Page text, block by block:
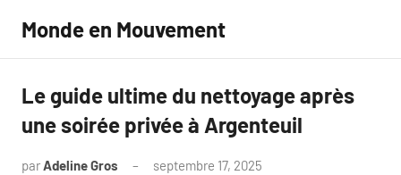
contenu
Monde en Mouvement
Le guide ultime du nettoyage après
une soirée privée à Argenteuil
parAdeline Gros septembre 17, 2025